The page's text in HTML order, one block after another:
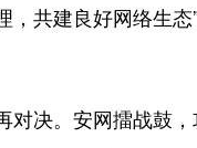
，共建良好网络生
。安网擂战鼓，